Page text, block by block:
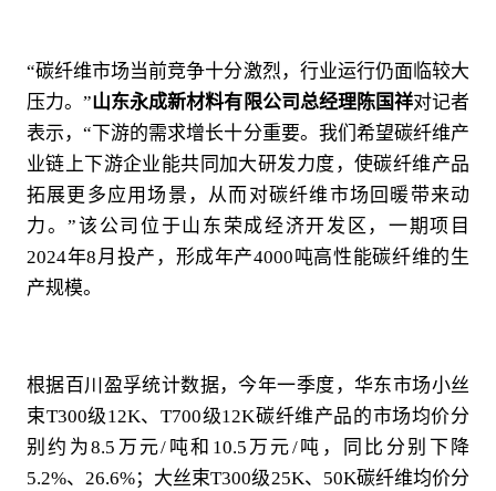
“碳纤维市场当前竞争十分激烈，行业运行仍面临较大
压力。”山东永成新材料有限公司总经理陈国祥对记者
表示，“下游的需求增长十分重要。我们希望碳纤维产
业链上下游企业能共同加大研发力度，使碳纤维产品
拓展更多应用场景，从而对碳纤维市场回暖带来动
力。”该公司位于山东荣成经济开发区，一期项目
2024年8月投产，形成年产4000吨高性能碳纤维的生
产规模。
根据百川盈孚统计数据，今年一季度，华东市场小丝
束T300级12K、T700级12K碳纤维产品的市场均价分
别约为8.5万元/吨和10.5万元/吨，同比分别下降
5.2%、26.6%；大丝束T300级25K、50K碳纤维均价分